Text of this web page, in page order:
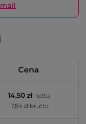
Cena
14,50 zł netto
17,84 zł brutto